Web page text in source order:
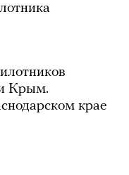
Крым.
крае